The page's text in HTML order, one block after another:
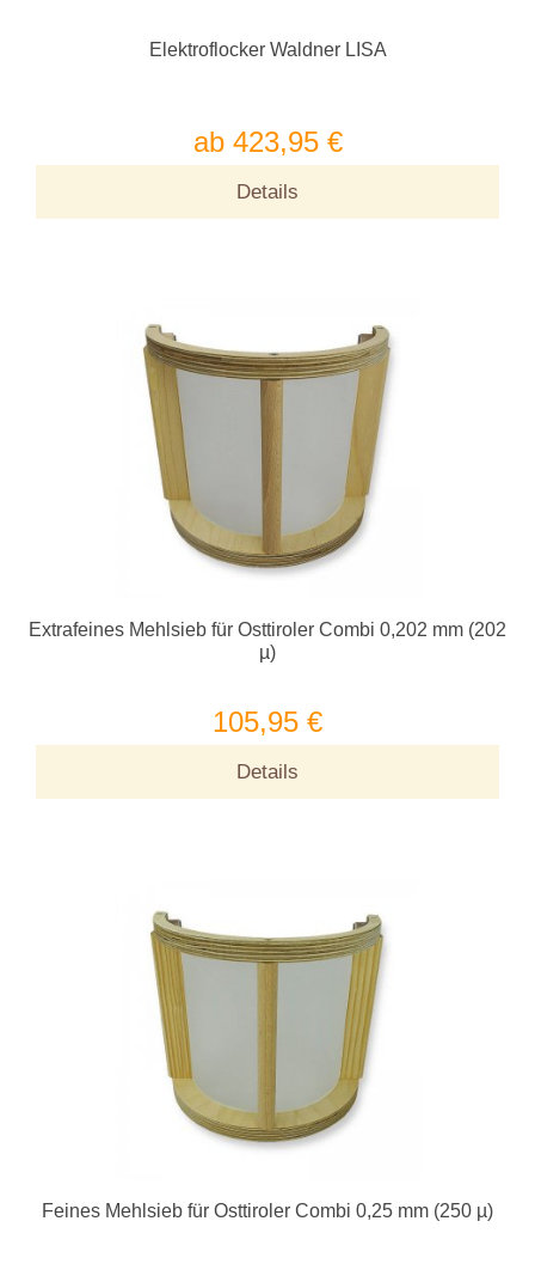
Elektroflocker Waldner LISA
ab 423,95 €
Details
Extrafeines Mehlsieb für Osttiroler Combi 0,202 mm (202
µ)
105,95 €
Details
Feines Mehlsieb für Osttiroler Combi 0,25 mm (250 µ)